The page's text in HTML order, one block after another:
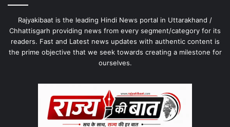
Rajyakibaat is the leading Hindi News portal in Uttarakhand /
Chhattisgarh providing news from every segment/category for its
readers. Fast and Latest news updates with authentic content is
the prime objective that we seek towards creating a milestone for
ourselves.